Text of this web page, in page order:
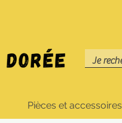
Pièces et accessoires